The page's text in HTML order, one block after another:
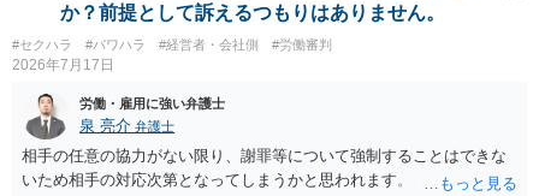
か？前提として訴えるつもりはありません。
#セクハラ #パワハラ #経営者・会社側 #労働審判
2026年7月17日
労働・雇用に強い弁護士
泉 亮介 弁護士
相手の任意の協力がない限り、謝罪等について強制することはできな
いため相手の対応次第となってしまうかと思われます。